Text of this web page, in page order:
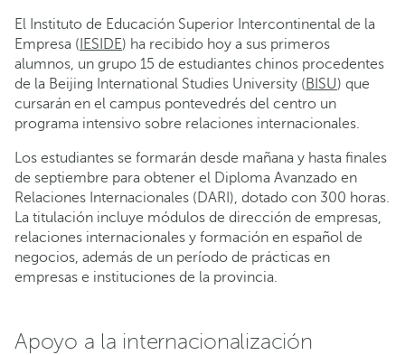
El Instituto de Educación Superior Intercontinental de la
Empresa ( IESIDE) ha recibido hoy a sus primeros
alumnos, un grupo 15 de estudiantes chinos procedentes
de la Beijing International Studies University (BISU) que
cursarán en el campus pontevedrés del centro un
programa intensivo sobre relaciones internacionales.
Los estudiantes se formarán desde mañana y hasta finales
de septiembre para obtener el Diploma Avanzado en
Relaciones Internacionales (DARI), dotado con 300 horas.
La titulación incluye módulos de dirección de empresas,
relaciones internacionales y formación en español de
negocios, además de un período de prácticas en
empresas e instituciones de la provincia.
Apoyo a la internacionalización